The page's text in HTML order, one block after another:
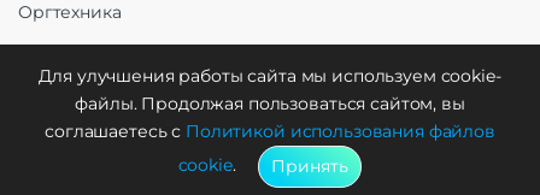
Оргтехника
Создание и продвижение
Для улучшения работы сайта мы используем cookie-
файлы. Продолжая пользоваться сайтом, вы
соглашаетесь с Политикой использования файлов
cookie. Принять